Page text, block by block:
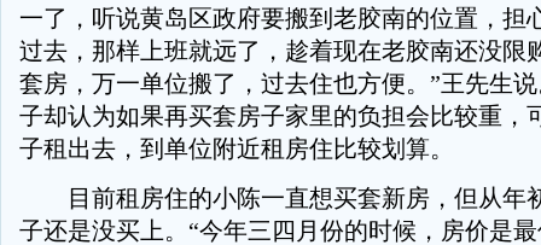
一了，听说黄岛区政府要搬到老胶南的位置，担
过去，那样上班就远了，趁着现在老胶南还没限
套房，万一单位搬了，过去住也方便。”王先生
子却认为如果再买套房子家里的负担会比较重，
子租出去，到单位附近租房住比较划算。
目前租房住的小陈一直想买套新房，但从年
子还是没买上。“今年三四月份的时候，房价是